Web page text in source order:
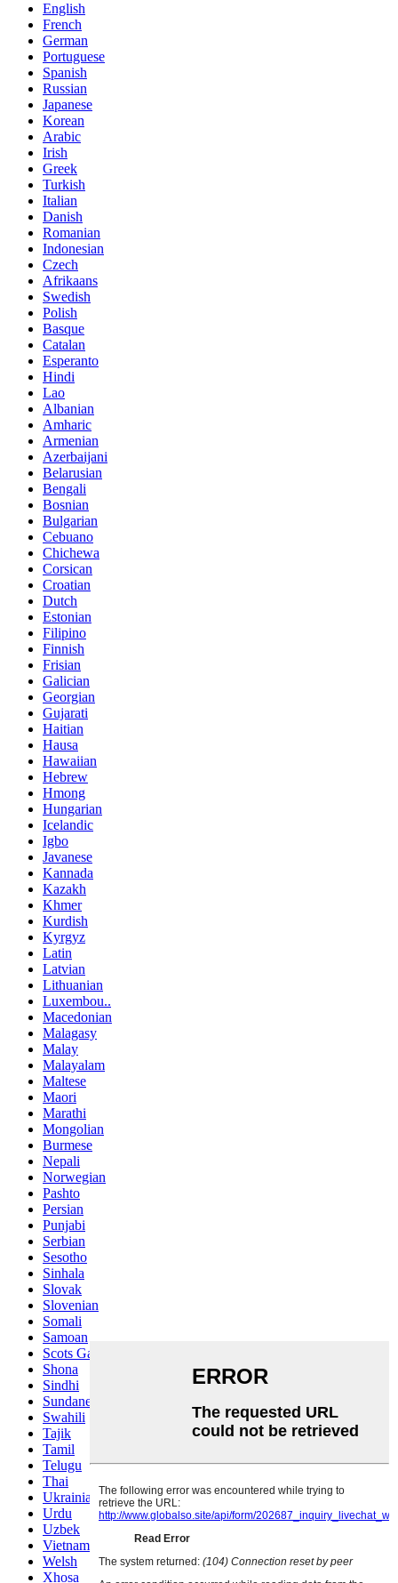
English
French
German
Portuguese
Spanish
Russian
Japanese
Korean
Arabic
Irish
Greek
Turkish
Italian
Danish
Romanian
Indonesian
Czech
Afrikaans
Swedish
Polish
Basque
Catalan
Esperanto
Hindi
Lao
Albanian
Amharic
Armenian
Azerbaijani
Belarusian
Bengali
Bosnian
Bulgarian
Cebuano
Chichewa
Corsican
Croatian
Dutch
Estonian
Filipino
Finnish
Frisian
Galician
Georgian
Gujarati
Haitian
Hausa
Hawaiian
Hebrew
Hmong
Hungarian
Icelandic
Igbo
Javanese
Kannada
Kazakh
Khmer
Kurdish
Kyrgyz
Latin
Latvian
Lithuanian
Luxembou..
Macedonian
Malagasy
Malay
Malayalam
Maltese
Maori
Marathi
Mongolian
Burmese
Nepali
Norwegian
Pashto
Persian
Punjabi
Serbian
Sesotho
Sinhala
Slovak
Slovenian
Somali
Samoan
Scots Gaelic
Shona
Sindhi
Sundanese
Swahili
Tajik
Tamil
Telugu
Thai
Ukrainian
Urdu
Uzbek
Vietnamese
Welsh
Xhosa